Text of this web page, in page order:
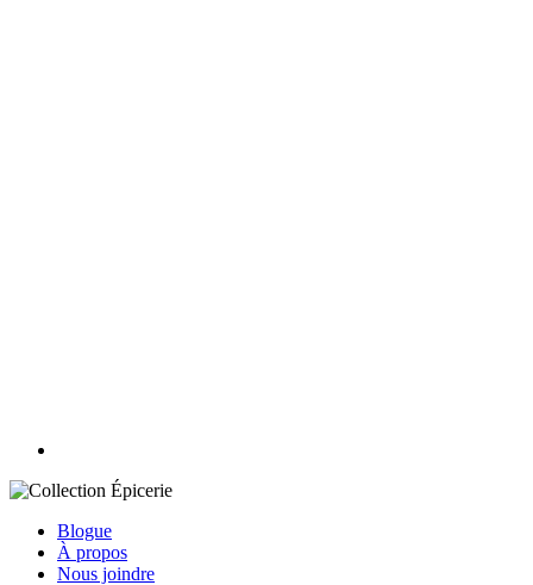
Blogue
À propos
Nous joindre